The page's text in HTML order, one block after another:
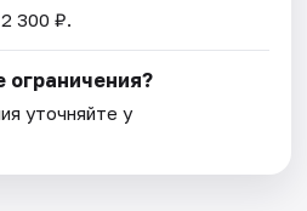
300 ₽.
ограничения?
уточняйте у